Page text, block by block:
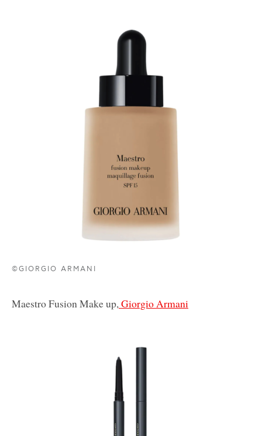
©GIORGIO ARMANI
Maestro Fusion Make up,Giorgio Armani